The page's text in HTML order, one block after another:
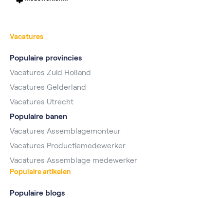
Vacatures
Populaire provincies
Vacatures Zuid Holland
Vacatures Gelderland
Vacatures Utrecht
Populaire banen
Vacatures Assemblagemonteur
Vacatures Productiemedewerker
Vacatures Assemblage medewerker
Populaire artikelen
Populaire blogs